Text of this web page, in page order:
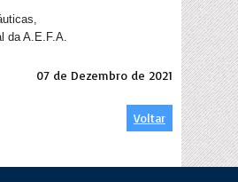
da A.E.F.A.
07 de Dezembro de 2021
Voltar